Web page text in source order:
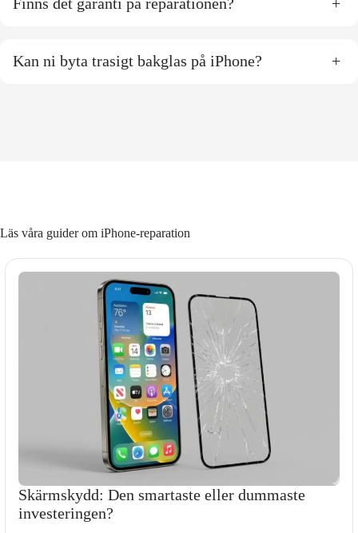
Finns det garanti på reparationen? +
Kan ni byta trasigt bakglas på iPhone? +
Läs våra guider om iPhone-reparation
Skärmskydd: Den smartaste eller dummaste
investeringen?